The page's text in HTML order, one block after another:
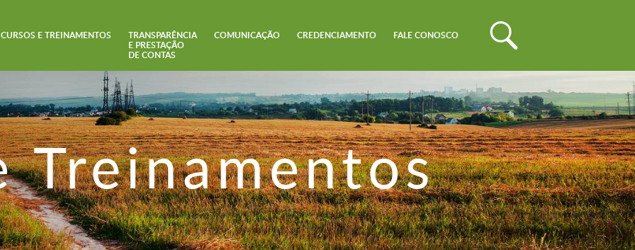
CURSOS E TREINAMENTOS
TRANSPARÊNCIA
E PRESTAÇÃO
DE CONTAS
COMUNICAÇÃO CREDENCIAMENTO FALE CONOSCO
Treinamentos